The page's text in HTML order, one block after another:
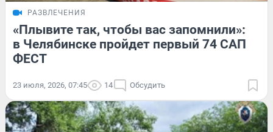
РАЗВЛЕЧЕНИЯ
«Плывите так, чтобы вас запомнили»:
в Челябинске пройдет первый 74 САП
ФЕСТ
23 июля, 2026, 07:45 14 Обсудить